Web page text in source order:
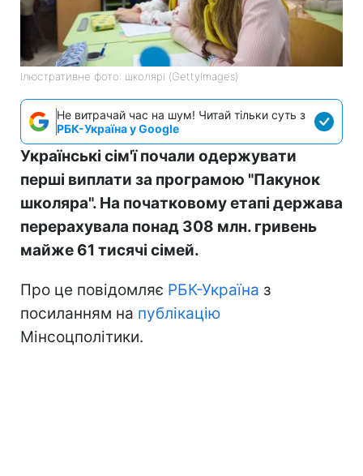
Ілюстративне фото: школярі (GettyImages)
Не витрачай час на шум! Читай тільки суть з
РБК-Україна у Google
Українські сім'ї почали одержувати
перші виплати за програмою "Пакунок
школяра". На початковому етапі держава
перерахувала понад 308 млн. гривень
майже 61 тисячі сімей.
Про це повідомляє РБК-Україна з
посиланням на публікацію
Мінсоцполітики.